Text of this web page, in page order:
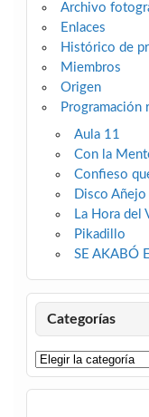
Archivo
Enlaces
Histórico de
Miembros
Origen
Programación
Aula 11
Con la
Confieso
Disco Añejo
La Hora del
Pikadillo
SE AKABÓ
Categorías
Categorías